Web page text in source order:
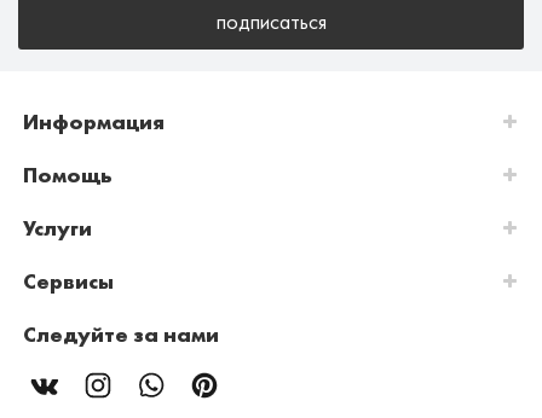
подписаться
Информация
Помощь
Услуги
Сервисы
Следуйте за нами